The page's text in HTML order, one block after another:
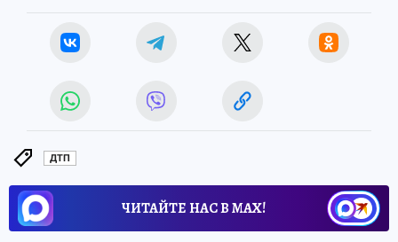
ДТП
ЧИТАЙТЕ НАС В МАХ!